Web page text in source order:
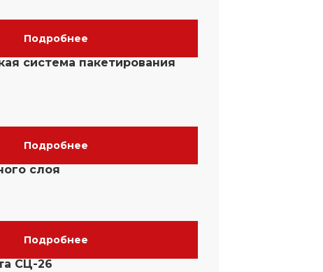
Подробнее
система пакетирования
Подробнее
слоя
Подробнее
СЦ-26